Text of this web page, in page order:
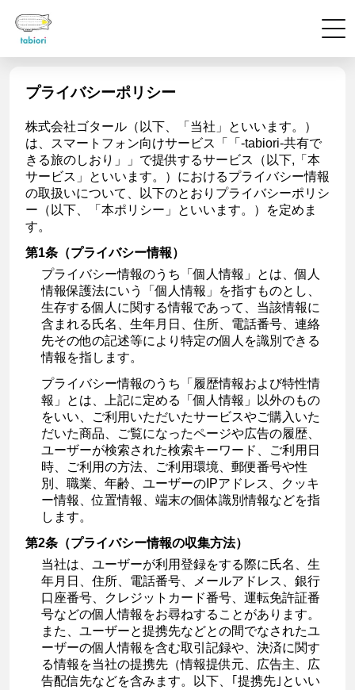
プライバシーポリシー
株式会社ゴタール（以下、「当社」といいます。）
は、スマートフォン向けサービス「「-tabiori-共有で
きる旅のしおり」」で提供するサービス（以下,「本
サービス」といいます。）におけるプライバシー情報
の取扱いについて、以下のとおりプライバシーポリシ
ー（以下、「本ポリシー」といいます。）を定めま
す。
第1条（プライバシー情報）
プライバシー情報のうち「個人情報」とは、個人
情報保護法にいう「個人情報」を指すものとし、
生存する個人に関する情報であって、当該情報に
含まれる氏名、生年月日、住所、電話番号、連絡
先その他の記述等により特定の個人を識別できる
情報を指します。
プライバシー情報のうち「履歴情報および特性情
報」とは、上記に定める「個人情報」以外のもの
をいい、ご利用いただいたサービスやご購入いた
だいた商品、ご覧になったページや広告の履歴、
ユーザーが検索された検索キーワード、ご利用日
時、ご利用の方法、ご利用環境、郵便番号や性
別、職業、年齢、ユーザーのIPアドレス、クッキ
ー情報、位置情報、端末の個体識別情報などを指
します。
第2条（プライバシー情報の収集方法）
当社は、ユーザーが利用登録をする際に氏名、生
年月日、住所、電話番号、メールアドレス、銀行
口座番号、クレジットカード番号、運転免許証番
号などの個人情報をお尋ねすることがあります。
また、ユーザーと提携先などとの間でなされたユ
ーザーの個人情報を含む取引記録や、決済に関す
る情報を当社の提携先（情報提供元、広告主、広
告配信先などを含みます。以下、｢提携先｣といい